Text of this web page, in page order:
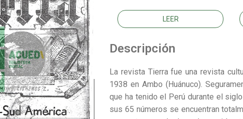
LEER
Descripción
La revista Tierra fue una revista
1938 en Ambo (Huánuco).
que ha tenido el Perú durante el
sus 65 números se encuentran